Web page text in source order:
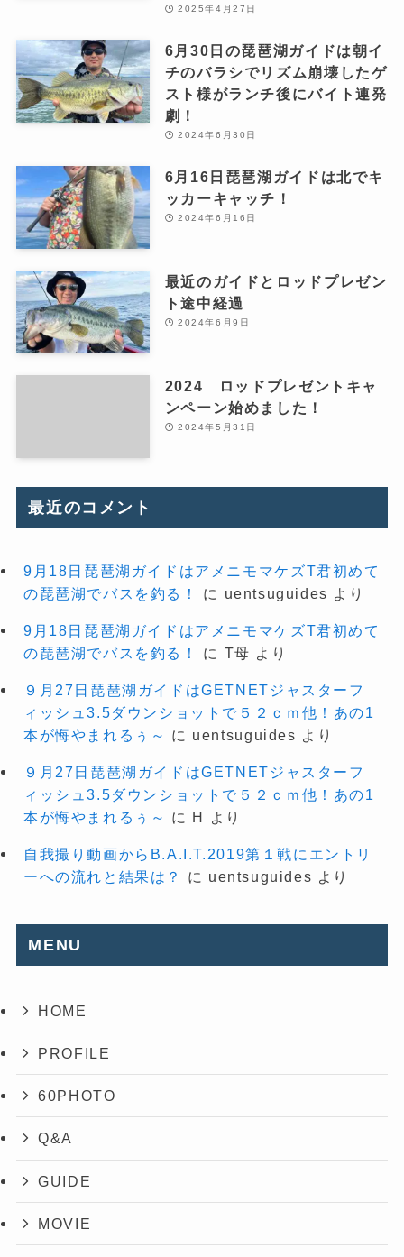
2025年4月27日
6月30日の琵琶湖ガイドは朝イ
チのバラシでリズム崩壊したゲ
スト様がランチ後にバイト連発
劇！
2024年6月30日
6月16日琵琶湖ガイドは北でキ
ッカーキャッチ！
2024年6月16日
最近のガイドとロッドプレゼン
ト途中経過
2024年6月9日
2024 ロッドプレゼントキャ
ンペーン始めました！
2024年5月31日
最近のコメント
9月18日琵琶湖ガイドはアメニモマケズT君初めて
の琵琶湖でバスを釣る！
に uentsuguides より
9月18日琵琶湖ガイドはアメニモマケズT君初めて
の琵琶湖でバスを釣る！
に T母 より
９月27日琵琶湖ガイドはGETNETジャスターフ
ィッシュ3.5ダウンショットで５２ｃｍ他！あの1
本が悔やまれるぅ～
に uentsuguides より
９月27日琵琶湖ガイドはGETNETジャスターフ
ィッシュ3.5ダウンショットで５２ｃｍ他！あの1
本が悔やまれるぅ～
に H より
自我撮り動画からB.A.I.T.2019第１戦にエントリ
ーへの流れと結果は？
に uentsuguides より
MENU
HOME
PROFILE
60PHOTO
Q&A
GUIDE
MOVIE